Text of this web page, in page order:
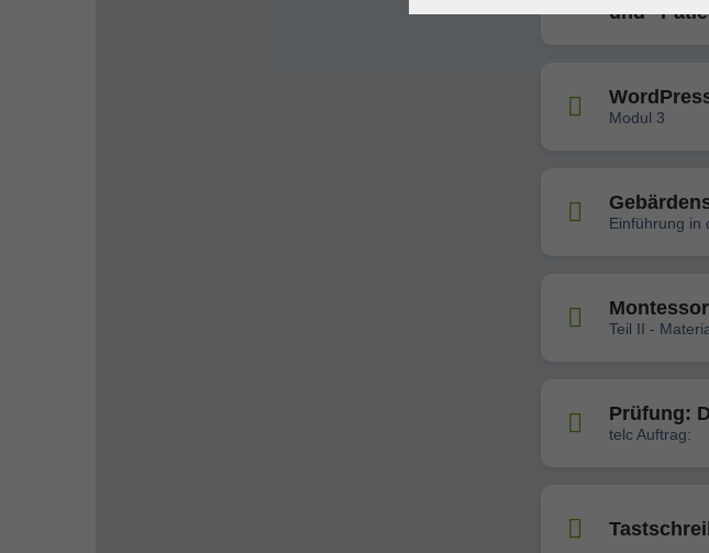
und
Modul 3
Einführung in
Teil II -
Prüfung:
telc Auftrag: